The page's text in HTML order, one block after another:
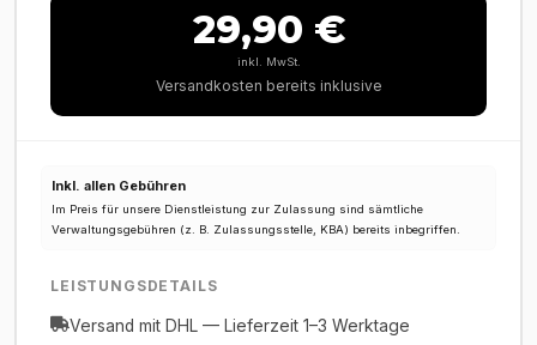
29,90 €
inkl. MwSt.
Versandkosten bereits inklusive
Inkl. allen Gebühren
Im Preis für unsere Dienstleistung zur Zulassung sind sämtliche
Verwaltungsgebühren (z. B. Zulassungsstelle, KBA) bereits inbegriffen.
LEISTUNGSDETAILS
Versand mit DHL — Lieferzeit 1–3 Werktage